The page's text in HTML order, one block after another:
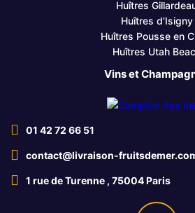
Huîtres
Huîtres d'Isigny
Huîtres Pousse en
Huîtres Utah
Vins et
01 42 72 66 51
contact@livraison-
1 rue de Turenne , 75004 Paris